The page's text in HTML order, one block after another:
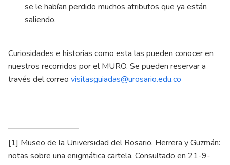
se le habían perdido muchos atributos que ya están
saliendo.
Curiosidades e historias como esta las pueden conocer en
nuestros recorridos por el MURO. Se pueden reservar a
través del correo visitasguiadas@urosario.edu.co
[1] Museo de la Universidad del Rosario. Herrera y Guzmán:
notas sobre una enigmática cartela. Consultado en 21-9-